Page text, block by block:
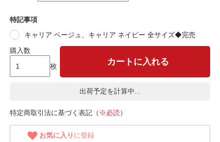
特記事項
キャリア ベージュ、キャリア ネイビー 全サイズ◆完売
購入数
枚
カートに入れる
出荷予定を計算中...
特定商取引法に基づく表記（ ※必読）
お気に入り に登録